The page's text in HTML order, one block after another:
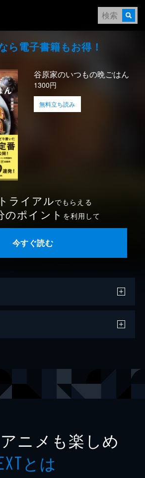
ら電⼦書籍もお得！
谷原家のいつもの晩ごはん
1300円
無料立ち読み
ライアルでもらえる
のポイント を利用して
今すぐ読む
ニメも楽しめ
とは